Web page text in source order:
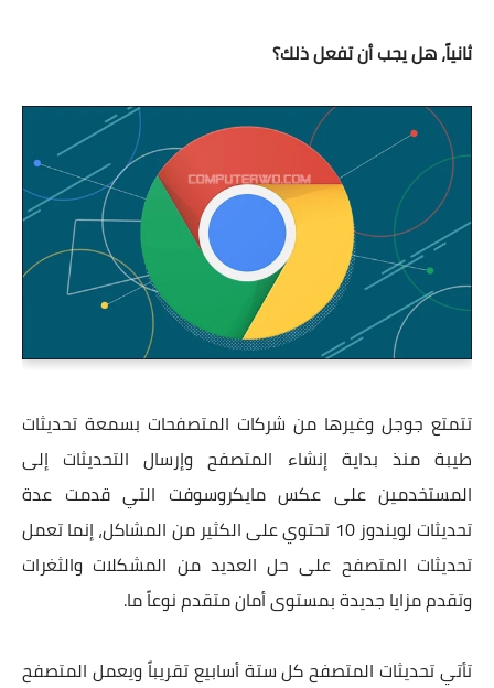
ثانياً، هل يجب أن تفعل ذلك؟
تتمتع جوجل وغيرها من شركات المتصفحات بسمعة تحديثات
طيبة منذ بداية إنشاء المتصفح وإرسال التحديثات إلى
المستخدمين على عكس مايكروسوفت التي قدمت عدة
تحديثات لويندوز 10 تحتوي على الكثير من المشاكل، إنما تعمل
تحديثات المتصفح على حل العديد من المشكلات والثغرات
وتقدم مزايا جديدة بمستوى أمان متقدم نوعاً ما.
تأتي تحديثات المتصفح كل ستة أسابيع تقريباً ويعمل المتصفح